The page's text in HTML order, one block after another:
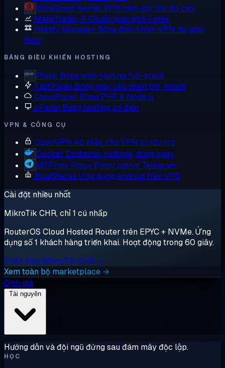
WireGuard Kernel VPN hiện đại, tốc độ cao
MetaTrader 4 Chuẩn giao dịch Forex
Hiddify Manager Bảng điều khiển VPN đa giao
thức
BẢNG ĐIỀU KHIỂN HOSTING
Plesk Bảng web hosting full-stack
FastPanel Bảng máy chủ miễn phí, nhanh
CloudPanel Bảng PHP & Node.js
cPanel Bảng hosting cổ điển
VPN & CÔNG CỤ
OpenVPN AS Máy chủ VPN tự lưu trữ
Docker Container runtime, dùng ngay
MTProto Proxy Proxy native Telegram
BlueStacks Ứng dụng Android trên VPS
Cài đặt nhiều nhất
MikroTik CHR, chỉ 1 cú nhấp
RouterOS Cloud Hosted Router trên EPYC + NVMe. Ứng
dụng số 1 khách hàng triển khai. Hoạt động trong 60 giây.
Triển khai MikroTik CHR →
Xem toàn bộ marketplace →
Định giá
Hướng dẫn và đội ngũ đứng sau đám mây độc lập.
HỌC